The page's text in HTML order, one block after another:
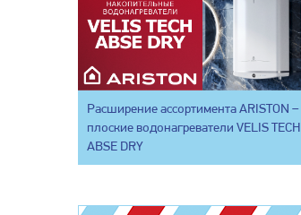
Расширение ассортимента ARISTON –
плоские водонагреватели VELIS TECH
ABSE DRY